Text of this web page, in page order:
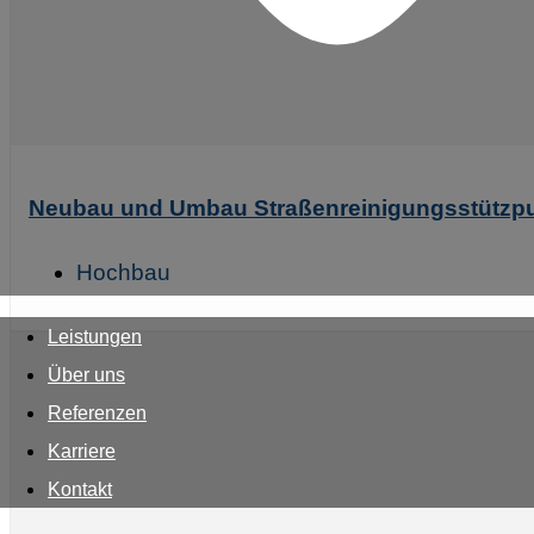
Leistungen
Über uns
Referenzen
Karriere
Kontakt
Neubau und Umbau
Hochbau